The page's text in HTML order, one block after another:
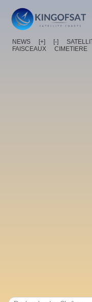
NEWS [+] [-]
FAISCEAUX
CIMETIERE